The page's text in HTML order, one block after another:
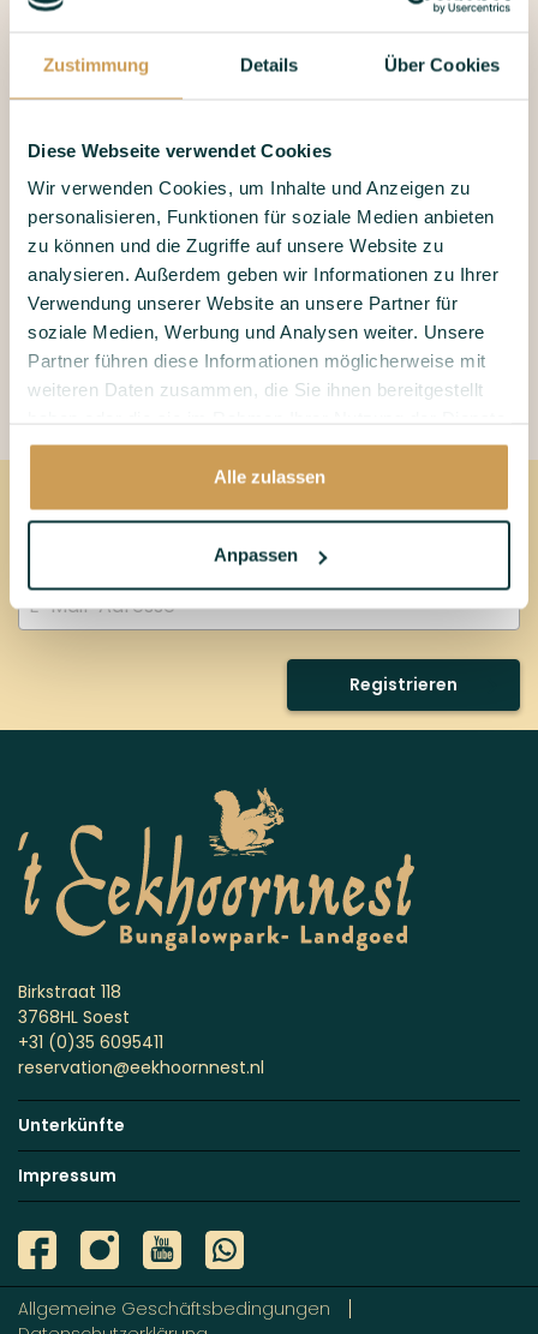
Zustimmung Details Über Cookies
Diese Webseite verwendet Cookies
Wir verwenden Cookies, um Inhalte und Anzeigen zu
personalisieren, Funktionen für soziale Medien anbieten
zu können und die Zugriffe auf unsere Website zu
analysieren. Außerdem geben wir Informationen zu Ihrer
Verwendung unserer Website an unsere Partner für
soziale Medien, Werbung und Analysen weiter. Unsere
Partner führen diese Informationen möglicherweise mit
weiteren Daten zusammen, die Sie ihnen bereitgestellt
gesammelt haben.
Alle zulassen
Anpassen
Melden Sie sich für unseren Newsletter
an
Keine Sorge, wir spammen nicht
Registrieren
Birkstraat 118
3768HL Soest
+31 (0)35 6095411
reservation@eekhoornnest.nl
Unterkünfte
Impressum
Allgemeine Geschäftsbedingungen